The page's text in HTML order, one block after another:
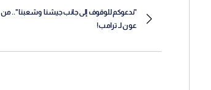
"ندعوكم للوقوف إلى جانب جيشنا وشعبنا".. من
عون لـ ترامب!